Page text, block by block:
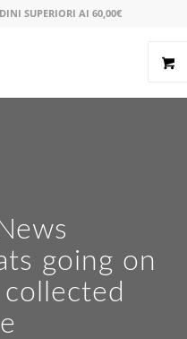
SUPERIORI AI 60,00€
going on